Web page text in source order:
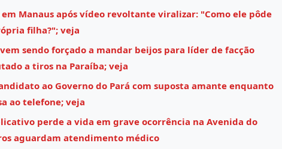
em Manaus após vídeo revoltante viralizar: "Como ele pôde
filha?"; veja
sendo forçado a mandar beijos para líder de facção
a tiros na Paraíba; veja
ao Governo do Pará com suposta amante enquanto
ao telefone; veja
perde a vida em grave ocorrência na Avenida do
aguardam atendimento médico